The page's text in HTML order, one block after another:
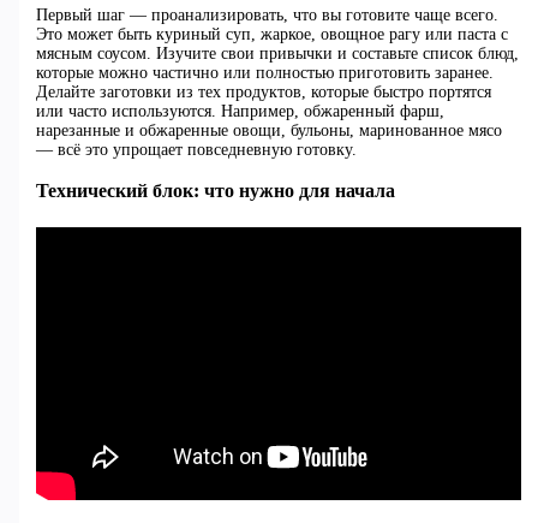
Первый шаг — проанализировать, что вы готовите чаще всего.
Это может быть куриный суп, жаркое, овощное рагу или паста с
мясным соусом. Изучите свои привычки и составьте список блюд,
которые можно частично или полностью приготовить заранее.
Делайте заготовки из тех продуктов, которые быстро портятся
или часто используются. Например, обжаренный фарш,
нарезанные и обжаренные овощи, бульоны, маринованное мясо
— всё это упрощает повседневную готовку.
Технический блок: что нужно для начала